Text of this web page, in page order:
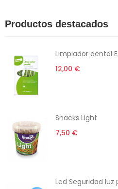
Productos destacados
Limpiador dental
12,00 €
Snacks Light
7,50 €
Led Seguridad